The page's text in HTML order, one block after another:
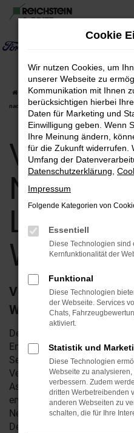
Zum
springen
Startseite Weimar Volvo
nach Weimar
Volvo
Weimar
Volvo V60
Weimar
Der Volvo V60 Neuwagen
Emotionen wie kaum ein
Seite stehen die
Verarbeitung und die
Assistenzsysteme, die auch
erwähnt werden.
Neuwagen nicht nur in
Design und die vielen
Cookie
Wir nutzen Cookies, um
unserer Webseite zu
Kommunikation mit Ihnen
berücksichtigen hierbei
Daten für Marketing und
Einwilligung geben. Wenn
Ihre Meinung ändern,
für die Zukunft widerrufen.
Umfang der
Datenschutzerklärung
Impressum
Folgende Kategorien von
Essentiell
Diese Technologien sind
Kernfunktionalität der
Funktional
Diese Technologien
der Webseite. Services
Chats,
aktiviert.
Statistik und
Diese Technologien
Webseite zu
verbessern. Zudem
dritten Werbetreibenden
anderen Webseiten zu
schalten, die für Ihre